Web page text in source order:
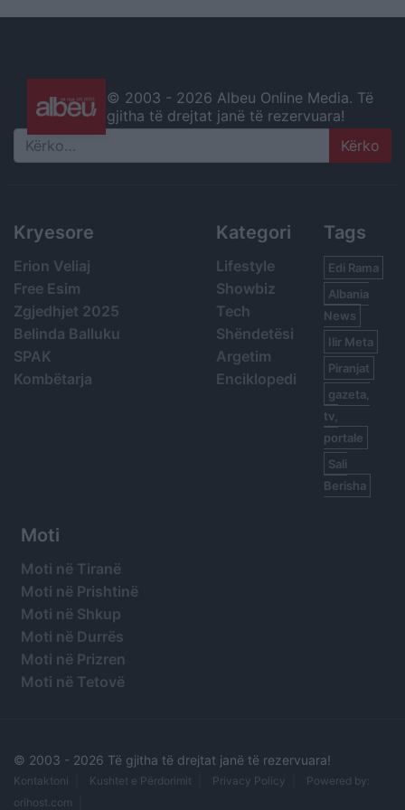
© 2003 - 2026 Albeu Online Media. Të
gjitha të drejtat janë të rezervuara!
Search
Kryesore
Erion Veliaj
Free Esim
Zgjedhjet 2025
Belinda Balluku
SPAK
Kombëtarja
Kategori
Lifestyle
Showbiz
Tech
Shëndetësi
Argetim
Enciklopedi
Tags
Edi Rama
Albania
News
Ilir Meta
Piranjat
gazeta,
tv,
portale
Sali
Berisha
Moti
Moti në Tiranë
Moti në Prishtinë
Moti në Shkup
Moti në Durrës
Moti në Prizren
Moti në Tetovë
© 2003 - 2026 Të gjitha të drejtat janë të rezervuara!
Kontaktoni Kushtet e Përdorimit Privacy Policy
Powered by:
orihost.com